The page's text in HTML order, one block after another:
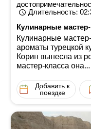
Длительность:
Кулинарные
Кулинарные
ароматы турецкой
Корин вынесла из
мастер-класса она...
Добавить к
поездке